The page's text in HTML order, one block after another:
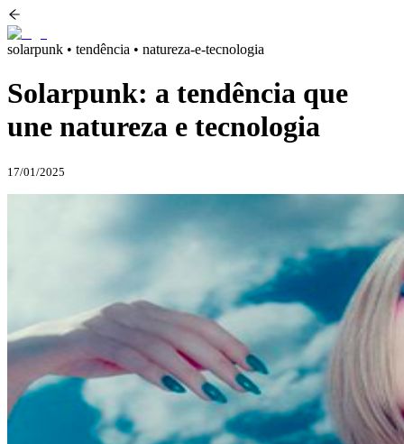
solarpunk • tendência • natureza-e-tecnologia
Solarpunk: a tendência que
une natureza e tecnologia
17/01/2025